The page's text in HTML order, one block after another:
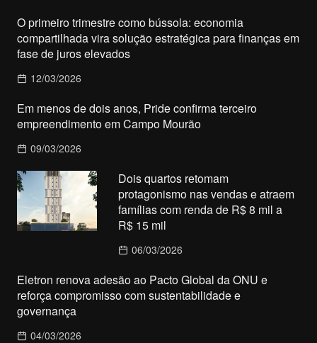
O primeiro trimestre como bússola: economia
compartilhada vira solução estratégica para finanças em
fase de juros elevados
12/03/2026
Em menos de dois anos, Pride confirma terceiro
empreendimento em Campo Mourão
09/03/2026
Dois quartos retomam
protagonismo nas vendas e atraem
famílias com renda de R$ 8 mil a
R$ 15 mil
06/03/2026
Eletron renova adesão ao Pacto Global da ONU e
reforça compromisso com sustentabilidade e
governança
04/03/2026